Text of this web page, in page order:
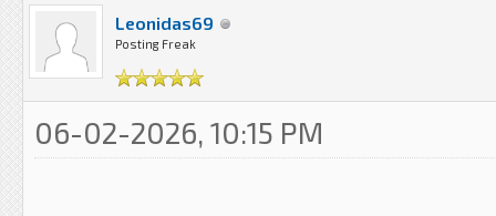
Leonidas69
Posting Freak
06-02-2026, 10:15 PM